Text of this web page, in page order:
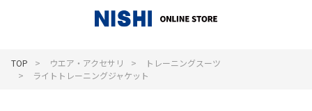
TOP ウエア・アクセサリ
トレーニングスーツ
ライトトレーニングジャケット